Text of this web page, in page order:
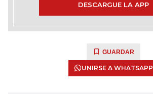
DESCARGUE LA APP
GUARDAR
UNIRSE A WHATSAPP